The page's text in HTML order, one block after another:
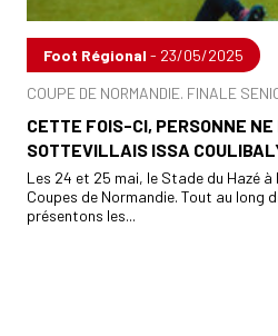
Foot Régional - 23/05/2025
COUPE DE NORMANDIE. FINALE
CETTE FOIS-CI, PERSONNE
SOTTEVILLAIS ISSA
Les 24 et 25 mai, le Stade du Hazé
Coupes de Normandie. Tout au long
présentons les...